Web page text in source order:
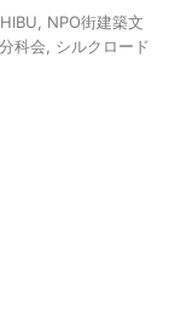
NPO街建築文
科会
シルクロード